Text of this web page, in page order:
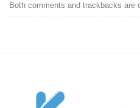
Both comments and trackbacks are